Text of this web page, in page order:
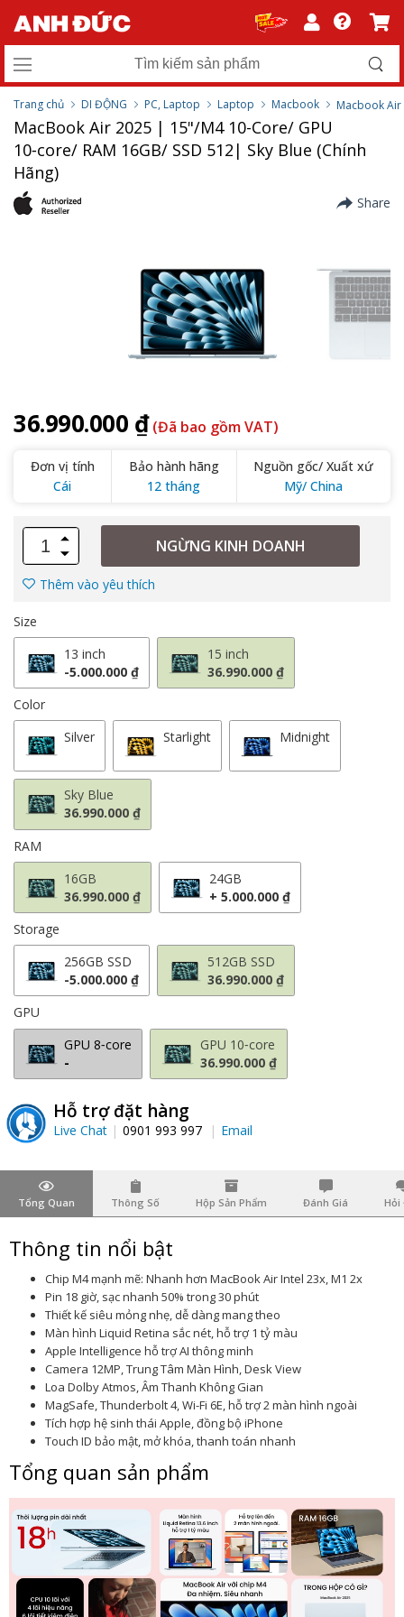
Trang chủ DI ĐỘNG PC, Laptop Laptop Macbook Macbook Air
MacBook Air 2025 | 15"/M4 10-Core/ GPU
10‑core/ RAM 16GB/ SSD 512| Sky Blue (Chính
Hãng)
Share
36.990.000 ₫ (Đã bao gồm VAT)
Đơn vị tính
Cái
Bảo hành hãng
12 tháng
Nguồn gốc/ Xuất xứ
Mỹ/ China
NGỪNG KINH DOANH
Thêm vào yêu thích
Size
13 inch
-5.000.000 ₫
15 inch
36.990.000 ₫
Color
Silver
Starlight Midnight
Sky Blue
36.990.000 ₫
RAM
16GB
36.990.000 ₫
24GB
+ 5.000.000 ₫
Storage
256GB SSD
-5.000.000 ₫
512GB SSD
36.990.000 ₫
GPU
GPU 8‑core
-
GPU 10‑core
36.990.000 ₫
Hỗ trợ đặt hàng
Live Chat 0901 993 997 Email
Tổng Quan Thông Số Hộp Sản Phẩm Đánh Giá Hỏi
Thông tin nổi bật
Chip M4 mạnh mẽ: Nhanh hơn MacBook Air Intel 23x, M1 2x
Pin 18 giờ, sạc nhanh 50% trong 30 phút
Thiết kế siêu mỏng nhẹ, dễ dàng mang theo
Màn hình Liquid Retina sắc nét, hỗ trợ 1 tỷ màu
Apple Intelligence hỗ trợ AI thông minh
Camera 12MP, Trung Tâm Màn Hình, Desk View
Loa Dolby Atmos, Âm Thanh Không Gian
MagSafe, Thunderbolt 4, Wi-Fi 6E, hỗ trợ 2 màn hình ngoài
Tích hợp hệ sinh thái Apple, đồng bộ iPhone
Touch ID bảo mật, mở khóa, thanh toán nhanh
Tổng quan sản phẩm